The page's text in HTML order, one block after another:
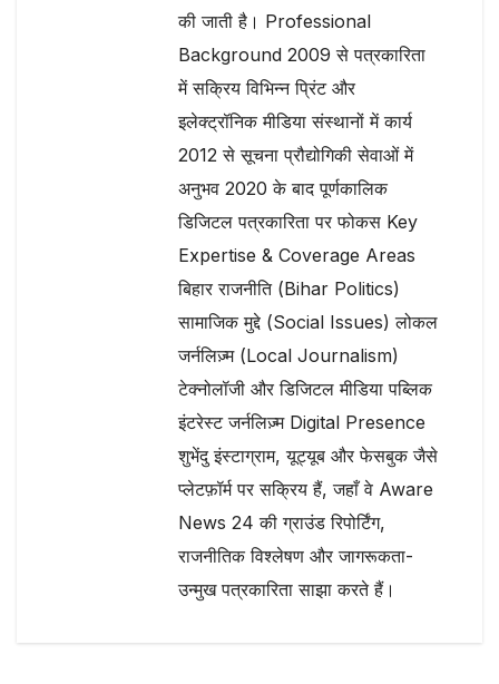
की जाती है। Professional
Background 2009 से पत्रकारिता
में सक्रिय विभिन्न प्रिंट और
इलेक्ट्रॉनिक मीडिया संस्थानों में कार्य
2012 से सूचना प्रौद्योगिकी सेवाओं में
अनुभव 2020 के बाद पूर्णकालिक
डिजिटल पत्रकारिता पर फोकस Key
Expertise & Coverage Areas
बिहार राजनीति (Bihar Politics)
सामाजिक मुद्दे (Social Issues) लोकल
जर्नलिज़्म (Local Journalism)
टेक्नोलॉजी और डिजिटल मीडिया पब्लिक
इंटरेस्ट जर्नलिज़्म Digital Presence
शुभेंदु इंस्टाग्राम, यूट्यूब और फेसबुक जैसे
प्लेटफ़ॉर्म पर सक्रिय हैं, जहाँ वे Aware
News 24 की ग्राउंड रिपोर्टिंग,
राजनीतिक विश्लेषण और जागरूकता-
उन्मुख पत्रकारिता साझा करते हैं।